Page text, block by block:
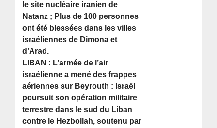
le site nucléaire iranien de
Natanz ; Plus de 100 personnes
ont été blessées dans les villes
israéliennes de Dimona et
d’Arad.
LIBAN : L’armée de l’air
israélienne a mené des frappes
aériennes sur Beyrouth : Israël
poursuit son opération militaire
terrestre dans le sud du Liban
contre le Hezbollah, soutenu par